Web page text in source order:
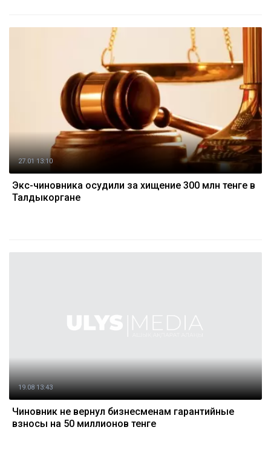
27.01 13:10
Экс-чиновника осудили за хищение 300 млн тенге в
Талдыкоргане
19.08 13:43
Чиновник не вернул бизнесменам гарантийные
взносы на 50 миллионов тенге